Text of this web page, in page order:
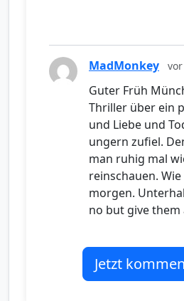
MadMonkey
Guter Früh
Thriller über ein
und Liebe und
ungern zufiel.
man ruhig mal
reinschauen.
morgen.
no but give them
Jetzt